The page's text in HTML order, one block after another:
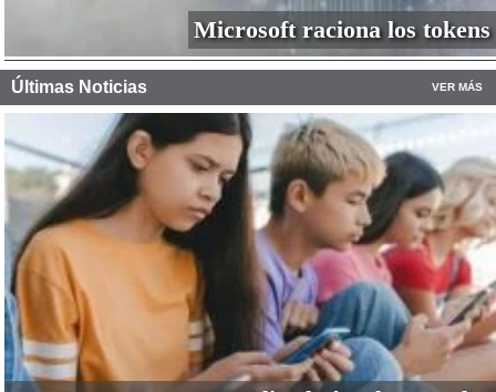
Microsoft raciona los tokens
Últimas Noticias VER MÁS